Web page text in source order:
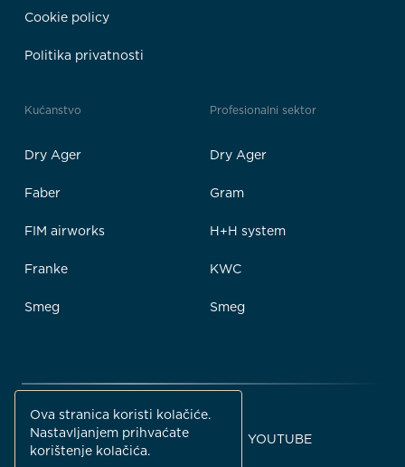
Cookie policy
Politika privatnosti
Kućanstvo
Dry Ager
Faber
FIM airworks
Franke
Smeg
Profesionalni sektor
Dry Ager
Gram
H+H system
KWC
Smeg
FACEBOOK INSTAGRAM YOUTUBE
Ova stranica koristi kolačiće.
Nastavljanjem prihvaćate
korištenje kolačića.